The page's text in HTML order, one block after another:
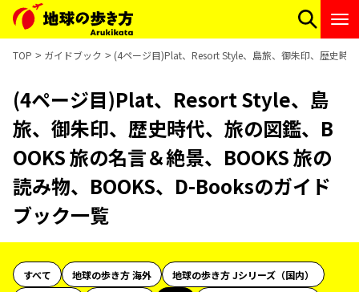
TOP ガイドブック (4ページ目)Plat、Resort Style、島旅、御朱印、歴史時
(4ページ目)Plat、Resort Style、島
旅、御朱印、歴史時代、旅の図鑑、B
OOKS 旅の名言＆絶景、BOOKS 旅の
読み物、BOOKS、D-Booksのガイド
ブック一覧
すべて 地球の歩き方 海外
地球の歩き方 Jシリーズ（国内）